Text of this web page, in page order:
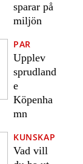
sparar på
miljön
PAR
Upplev
sprudland
e
Köpenha
mn
KUNSKAP
Vad vill